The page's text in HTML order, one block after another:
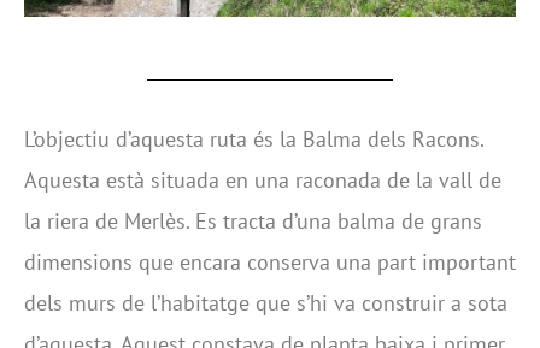
L’objectiu d’aquesta ruta és la Balma dels Racons.
Aquesta està situada en una raconada de la vall de
la riera de Merlès. Es tracta d’una balma de grans
dimensions que encara conserva una part important
dels murs de l’habitatge que s’hi va construir a sota